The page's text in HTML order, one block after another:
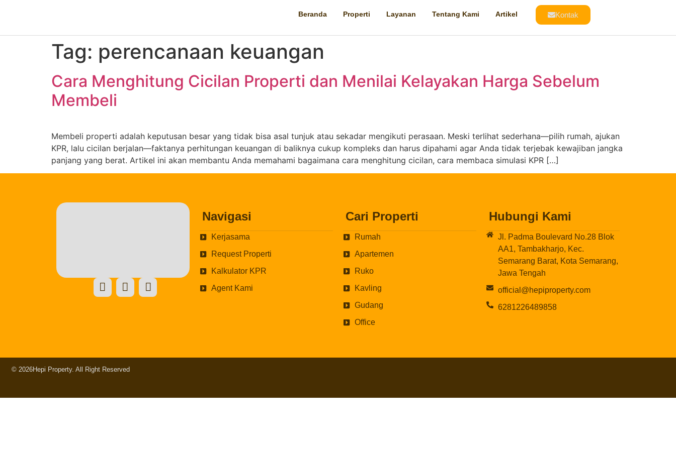
Beranda Properti Layanan Tentang Kami Artikel Kontak
Tag: perencanaan keuangan
Cara Menghitung Cicilan Properti dan Menilai Kelayakan Harga Sebelum
Membeli
Membeli properti adalah keputusan besar yang tidak bisa asal tunjuk atau sekadar mengikuti perasaan. Meski terlihat sederhana—pilih rumah, ajukan
KPR, lalu cicilan berjalan—faktanya perhitungan keuangan di baliknya cukup kompleks dan harus dipahami agar Anda tidak terjebak kewajiban jangka
panjang yang berat. Artikel ini akan membantu Anda memahami bagaimana cara menghitung cicilan, cara membaca simulasi KPR […]
Navigasi
Kerjasama
Request Properti
Kalkulator KPR
Agent Kami
Cari Properti
Rumah
Apartemen
Ruko
Kavling
Gudang
Office
Hubungi Kami
Jl. Padma Boulevard No.28 Blok
AA1, Tambakharjo, Kec.
Semarang Barat, Kota Semarang,
Jawa Tengah
official@hepiproperty.com
6281226489858
© 2026Hepi Property. All Right Reserved